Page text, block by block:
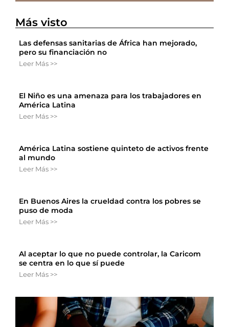
Más visto
Las defensas sanitarias de África han mejorado,
pero su financiación no
Leer Más >>
El Niño es una amenaza para los trabajadores en
América Latina
Leer Más >>
América Latina sostiene quinteto de activos frente
al mundo
Leer Más >>
En Buenos Aires la crueldad contra los pobres se
puso de moda
Leer Más >>
Al aceptar lo que no puede controlar, la Caricom
se centra en lo que sí puede
Leer Más >>